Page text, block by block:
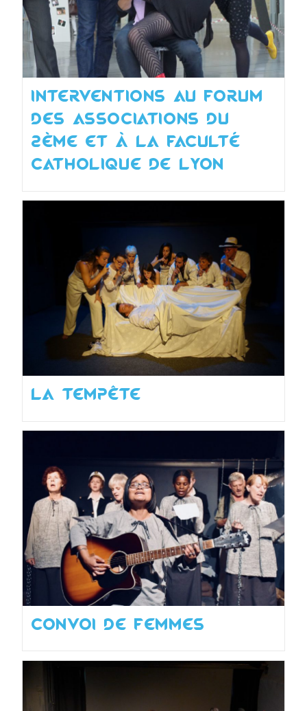
Interventions au Forum
des Associations du
2ème et à la Faculté
Catholique de Lyon
La tempête
Convoi de femmes